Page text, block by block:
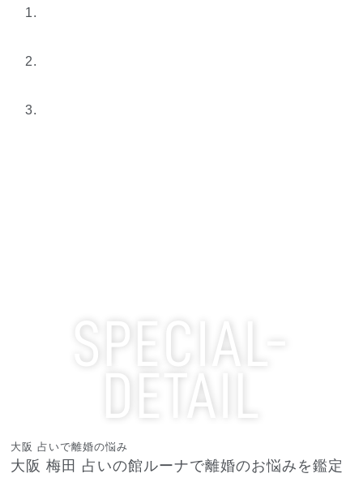
大阪 占いで離婚の悩み
大阪 梅田 占いの館ルーナで離婚のお悩みを鑑定
SPECIAL-
DETAIL
占いで離婚をみたい